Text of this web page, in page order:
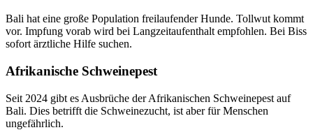
Bali hat eine große Population freilaufender Hunde. Tollwut kommt
vor. Impfung vorab wird bei Langzeitaufenthalt empfohlen. Bei Biss
sofort ärztliche Hilfe suchen.
Afrikanische Schweinepest
Seit 2024 gibt es Ausbrüche der Afrikanischen Schweinepest auf
Bali. Dies betrifft die Schweinezucht, ist aber für Menschen
ungefährlich.